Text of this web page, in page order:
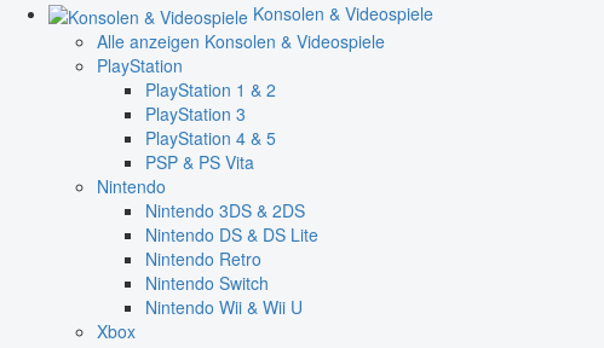
Konsolen & Videospiele
Alle anzeigen Konsolen & Videospiele
PlayStation
PlayStation 1 & 2
PlayStation 3
PlayStation 4 & 5
PSP & PS Vita
Nintendo
Nintendo 3DS & 2DS
Nintendo DS & DS Lite
Nintendo Retro
Nintendo Switch
Nintendo Wii & Wii U
Xbox